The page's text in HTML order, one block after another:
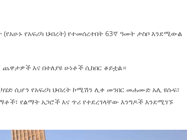
የአፍሪካ ህብረት) የተመሰረተበት 63ኛ ዓመት ታስቦ እንደሚውል
ጨዋታዎች እና በተለያዩ ሁነቶች ሲከበር ቆይቷል።
ሲሆን የአፍሪካ ህብረት ኮሚሽን ሊቀ መንበር መሐሙድ አሊ ዩሱፍ፣
የልማት አጋሮች እና ጥሪ የተደረገላቸው እንግዶች እንደሚገኙ